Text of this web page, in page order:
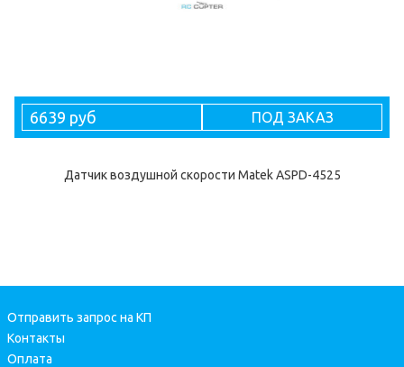
6639 руб ПОД ЗАКАЗ
Датчик воздушной скорости Matek ASPD-4525
Отправить запрос на КП
Контакты
Оплата